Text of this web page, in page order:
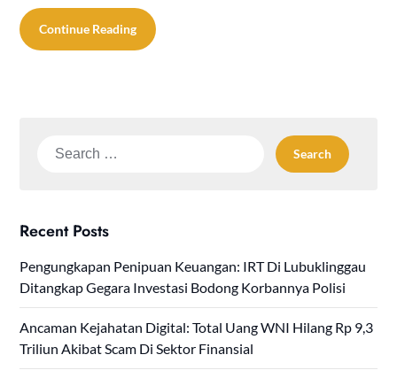
Continue Reading
Search
Recent Posts
Pengungkapan Penipuan Keuangan: IRT Di Lubuklinggau
Ditangkap Gegara Investasi Bodong Korbannya Polisi
Ancaman Kejahatan Digital: Total Uang WNI Hilang Rp 9,3
Triliun Akibat Scam Di Sektor Finansial